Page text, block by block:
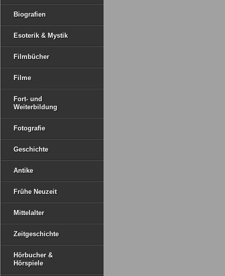
Biografien
Esoterik & Mystik
Filmbücher
Filme
Fort- und
Weiterbildung
Fotografie
Geschichte
Antike
Frühe Neuzeit
Mittelalter
Zeitgeschichte
Hörbucher &
Hörspiele